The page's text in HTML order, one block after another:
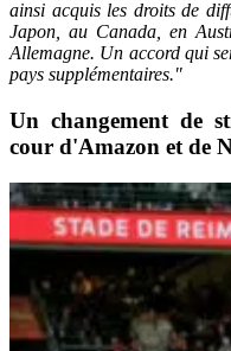
ainsi acquis les droits de
Japon, au Canada, en
Allemagne. Un accord qui
pays supplémentaires."
Un changement de
cour d'Amazon et de